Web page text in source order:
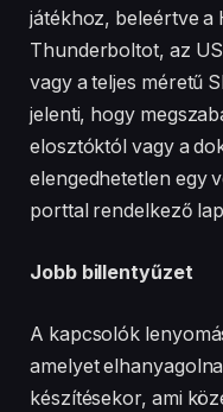
játékhoz, beleértve a
Thunderboltot, az
vagy a teljes méretű
jelenti, hogy
elosztóktól vagy a
elengedhetetlen egy
porttal rendelkező
Jobb billentyűzet
A kapcsolók
amelyet
készítésekor, ami